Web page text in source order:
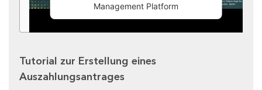
Management Platform
Tutorial zur Erstellung eines
Auszahlungsantrages